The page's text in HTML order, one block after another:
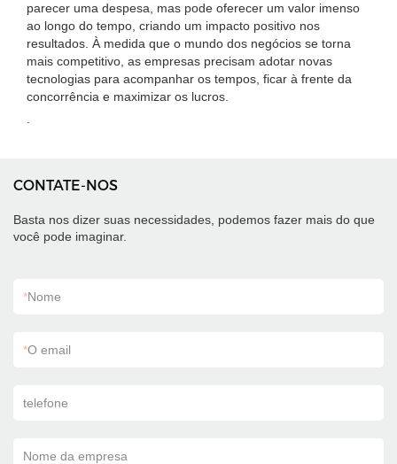
parecer uma despesa, mas pode oferecer um valor imenso
ao longo do tempo, criando um impacto positivo nos
resultados. À medida que o mundo dos negócios se torna
mais competitivo, as empresas precisam adotar novas
tecnologias para acompanhar os tempos, ficar à frente da
concorrência e maximizar os lucros.
CONTATE-NOS
Basta nos dizer suas necessidades, podemos fazer mais do que
você pode imaginar.
*Nome
*O email
telefone
Nome da empresa